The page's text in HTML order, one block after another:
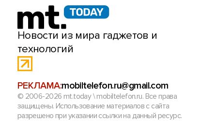
Новости из мира гаджетов и
технологий
РЕКЛАМА:mobiltelefon.ru@gmail.com
© 2006-2026 mt.today \ mobiltelefon.ru. Все права
защищены. Использование материалов с сайта
разрешено при указании ссылки на данный ресурс.